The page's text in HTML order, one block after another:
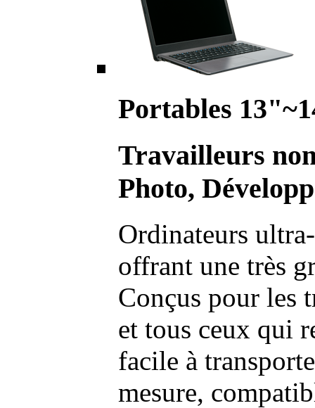
Portables
Travailleurs
Photo,
Ordinateurs
offrant une très
Conçus pour les
et tous ceux qui
facile à
mesure,